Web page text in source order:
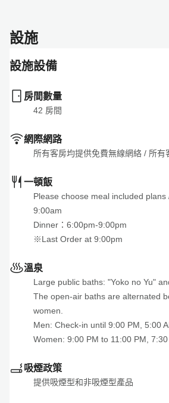
設施
設施設備
房間數量
42 房間
網際網路
所有客房均提供免費無線網絡 / 所有
一頓飯
Please choose meal included plans
9:00am
Dinner：6:00pm-9:00pm
※Last Order at 9:00pm
溫泉
Large public baths: "Yoko no Yu"
The open-air baths are alternated
women.
Men: Check-in until 9:00 PM, 5:00
Women: 9:00 PM to 11:00 PM,
吸煙政策
提供吸煙型和非吸煙型產品